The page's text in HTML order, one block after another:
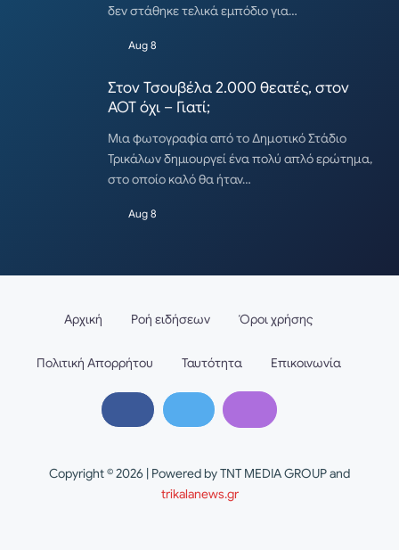
δεν στάθηκε τελικά εμπόδιο για…
Aug 8
Στον Τσουβέλα 2.000 θεατές, στον
ΑΟΤ όχι – Γιατί;
Μια φωτογραφία από το Δημοτικό Στάδιο
Τρικάλων δημιουργεί ένα πολύ απλό ερώτημα,
στο οποίο καλό θα ήταν…
Aug 8
Copyright © 2026 | Powered by TNT MEDIA GROUP and
trikalanews.gr
Αρχική Ροή ειδήσεων Όροι χρήσης
Πολιτική Απορρήτου Ταυτότητα Επικοινωνία